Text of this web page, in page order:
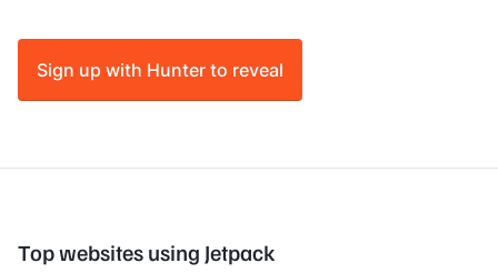
Sign up with Hunter to reveal
Top websites using Jetpack